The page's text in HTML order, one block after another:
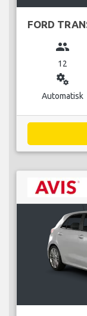
FORD
group
12
miscellaneous_services
Automatisk